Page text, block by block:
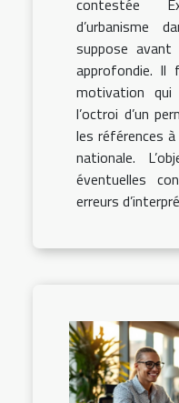
contestée
d’urbanisme
suppose
approfondie. Il
motivation
l’octroi d’un
les références
nationale.
éventuelles
erreurs